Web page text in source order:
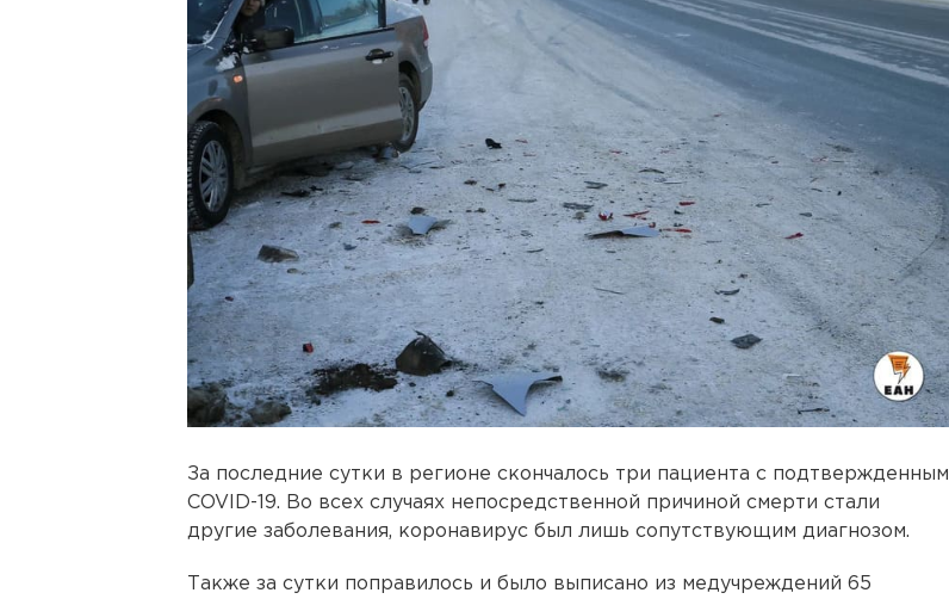
За последние сутки в регионе скончалось три пациента с подтвержденным
COVID-19. Во всех случаях непосредственной причиной смерти стали
другие заболевания, коронавирус был лишь сопутствующим диагнозом.
Также за сутки поправилось и было выписано из медучреждений 65